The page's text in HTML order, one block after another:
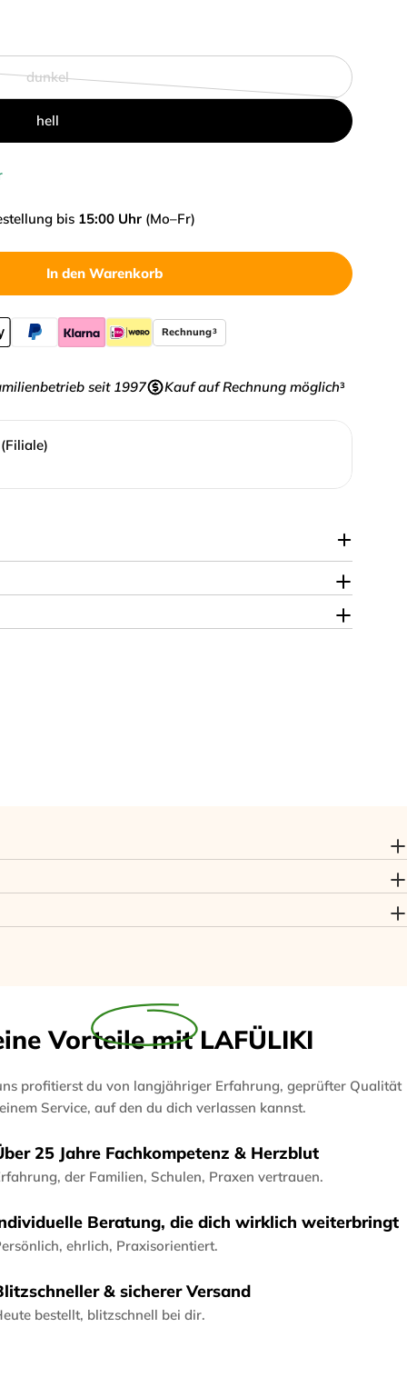
dunkel
Variante
oder
hell
bis 15:00 Uhr(Mo–Fr)
verringern
Stangenkorkenzieher erhöhen
In den Warenkorb
Rechnung3
seit 1997 Kauf auf Rechnung möglich³
Teile dieses Produkt
Teilen
Eine Frage
Ihr
Ihre
E-
Telefon
Vorteilemit LAFÜLIKI
profitierst du von langjähriger Erfahrung, geprüfter Qualität
Service, auf den du dich verlassen kannst.
25 Jahre Fachkompetenz & Herzblut
der Familien, Schulen, Praxen vertrauen.
Beratung, die dich wirklich weiterbringt
ehrlich, Praxisorientiert.
& sicherer Versand
bestellt, blitzschnell bei dir.